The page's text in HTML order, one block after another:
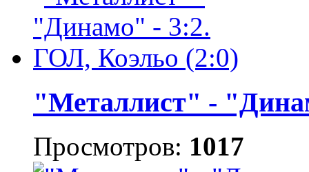
"Металлист" -
Просмотров: 1017